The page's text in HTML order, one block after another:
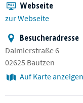
Webseite
zur Webseite
Besucheradresse
Daimlerstraße 6
02625 Bautzen
Auf Karte anzeigen